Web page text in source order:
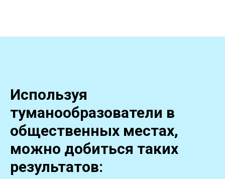
Используя
туманообразователи в
общественных местах,
можно добиться таких
результатов: